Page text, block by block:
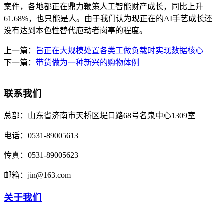
案件，各地都正在鼎力鞭策人工智能财产成长，同比上升
61.68%，也只能是人。由于我们认为现正在的AI手艺成长还
没有达到本色性替代庖动者岗亭的程度。
上一篇：
旨正在大规模处置各类工做负载时实现数据核心
下一篇： 带货做为一种新兴的购物体例
联系我们
总部： 山东省济南市天桥区堤口路68号名泉中心1309室
电话： 0531-89005613
传真： 0531-89005623
邮箱： jin@163.com
关于我们